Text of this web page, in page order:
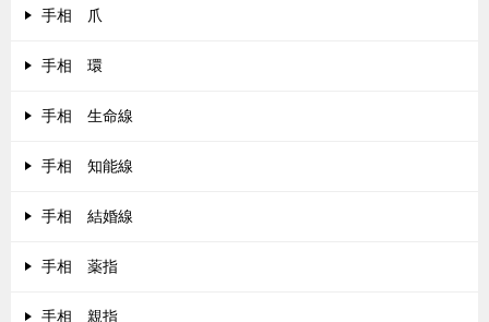
手相 爪
手相 環
手相 生命線
手相 知能線
手相 結婚線
手相 薬指
手相 親指